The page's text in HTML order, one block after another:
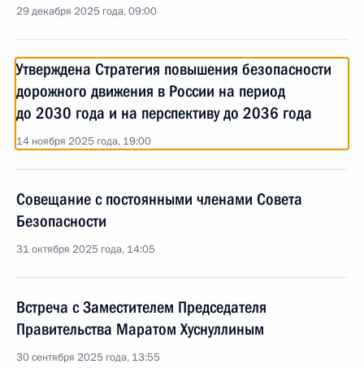
29 декабря 2025 года, 09:00
Утверждена Стратегия повышения безопасности
дорожного движения в России на период
до 2030 года и на перспективу до 2036 года
14 ноября 2025 года, 19:00
Совещание с постоянными членами Совета
Безопасности
31 октября 2025 года, 14:05
Встреча с Заместителем Председателя
Правительства Маратом Хуснуллиным
30 сентября 2025 года, 13:55